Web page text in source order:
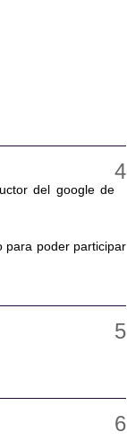
del google de
para poder participar